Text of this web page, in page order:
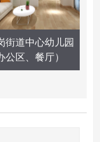
街道中心幼儿园
公区、餐厅）